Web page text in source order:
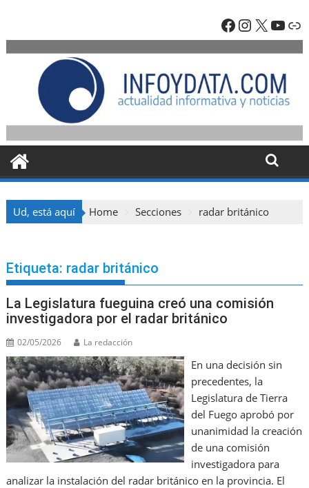
content
Facebook
X
Ud, está aquí Home Secciones radar británico
Etiqueta: radar británico
La Legislatura fueguina creó una comisión
investigadora por el radar británico
02/05/2026 La redacción
En una decisión sin
precedentes, la
Legislatura de Tierra
del Fuego aprobó por
unanimidad la creación
de una comisión
investigadora para
analizar la instalación del radar británico en la provincia. El